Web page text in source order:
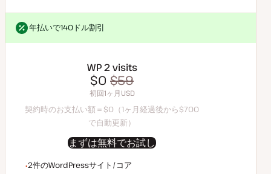
年払いで140ドル割引
年払いで140ドル割引
WP 2 visits
契約時のお支払い額＝$0（1ヶ月経過後から$70で自動更新）
$0 $59
初回1ヶ月USD
契約時のお支払い額＝$0（1ヶ月経過後から$700
で自動更新）
まずは無料でお試し
WordPressサイト/コア数
2件のWordPressサイト/コア